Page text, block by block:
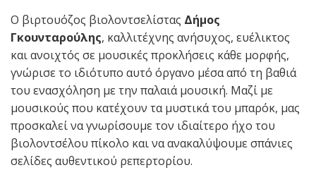
Ο βιρτουόζος βιολοντσελίστας Δήμος
Γκουνταρούλης, καλλιτέχνης ανήσυχος, ευέλικτος
και ανοιχτός σε μουσικές προκλήσεις κάθε μορφής,
γνώρισε το ιδιότυπο αυτό όργανο μέσα από τη βαθιά
του ενασχόληση με την παλαιά μουσική. Μαζί με
μουσικούς που κατέχουν τα μυστικά του μπαρόκ, μας
προσκαλεί να γνωρίσουμε τον ιδιαίτερο ήχο του
βιολοντσέλου πίκολο και να ανακαλύψουμε σπάνιες
σελίδες αυθεντικού ρεπερτορίου.